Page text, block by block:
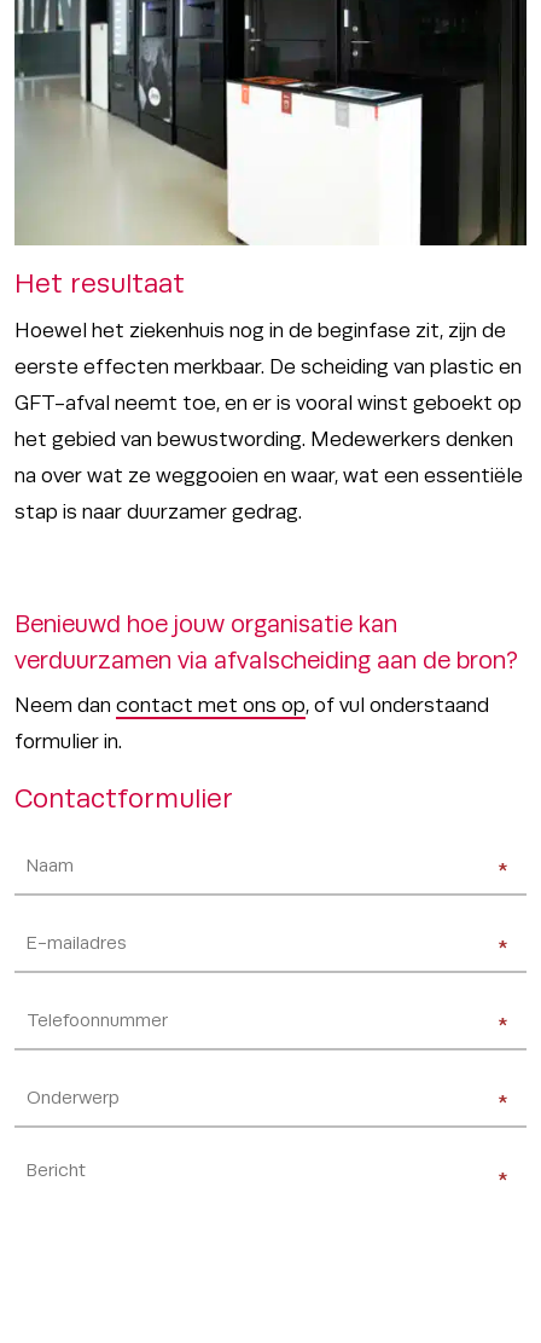
Het resultaat
Hoewel het ziekenhuis nog in de beginfase zit, zijn de
eerste effecten merkbaar. De scheiding van plastic en
GFT-afval neemt toe, en er is vooral winst geboekt op
het gebied van bewustwording. Medewerkers denken
na over wat ze weggooien en waar, wat een essentiële
stap is naar duurzamer gedrag.
Benieuwd hoe jouw organisatie kan
verduurzamen via afvalscheiding aan de bron?
Neem dan contact met ons op, of vul onderstaand
formulier in.
Contactformulier
*
*
mailadres(Vereist)
*
*
*
*
*
*
Bericht
*
*